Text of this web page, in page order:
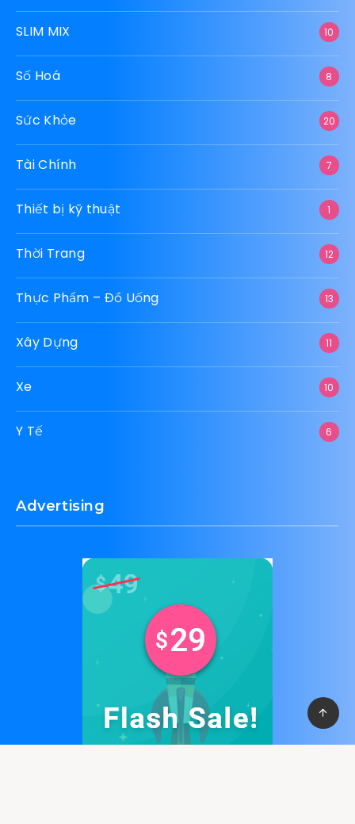
SLIM MIX 10
Số Hoá 8
Sức Khỏe 20
Tài Chính 7
Thiết bị kỹ thuật 1
Thời Trang 12
Thực Phẩm – Đồ Uống 13
Xây Dựng 11
Xe 10
Y Tế 6
Advertising